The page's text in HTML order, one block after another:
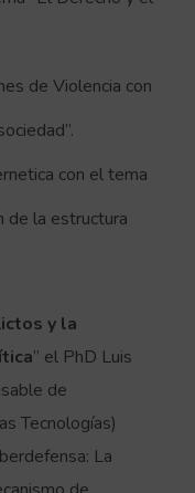
de Violencia con
con el tema
de la estructura
y la
” el PhD Luis
de
Tecnologías)
La